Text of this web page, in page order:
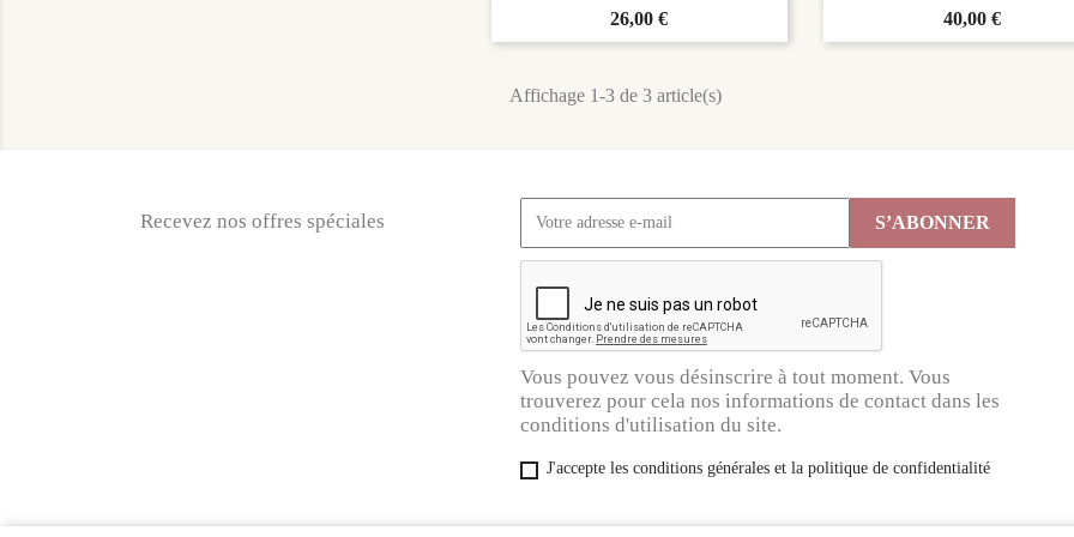
Prix
26,00 € Prix
40,00 €
Affichage 1-3 de 3 article(s)
Recevez nos offres spéciales
Vous pouvez vous désinscrire à tout moment. Vous
trouverez pour cela nos informations de contact dans les
conditions d'utilisation du site.
J'accepte les conditions générales et la politique de confidentialité